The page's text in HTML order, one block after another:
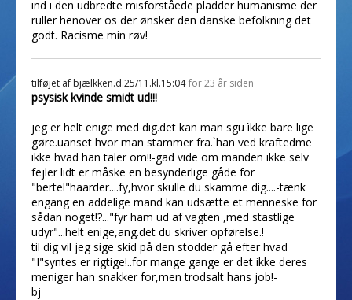
ind i den udbredte misforståede pladder humanisme der
ruller henover os der ønsker den danske befolkning det
godt. Racisme min røv!
tilføjet af bjælkken.d.25/11.kl.15:04 for 23 år siden
psysisk kvinde smidt ud!!!
jeg er helt enige med dig.det kan man sgu ìkke bare lige
gøre.uanset hvor man stammer fra.`han ved kraftedme
ikke hvad han taler om!!-gad vide om manden ikke selv
fejler lidt er måske en besynderlige gåde for
"bertel"haarder....fy,hvor skulle du skamme dig....-tænk
engang en addelige mand kan udsætte et menneske for
sådan noget!?..."fyr ham ud af vagten ,med stastlige
udyr"...helt enige,ang.det du skriver opførelse.!
til dig vil jeg sige skid på den stodder gå efter hvad
"I"syntes er rigtige!..for mange gange er det ikke deres
meniger han snakker for,men trodsalt hans job!-
bj